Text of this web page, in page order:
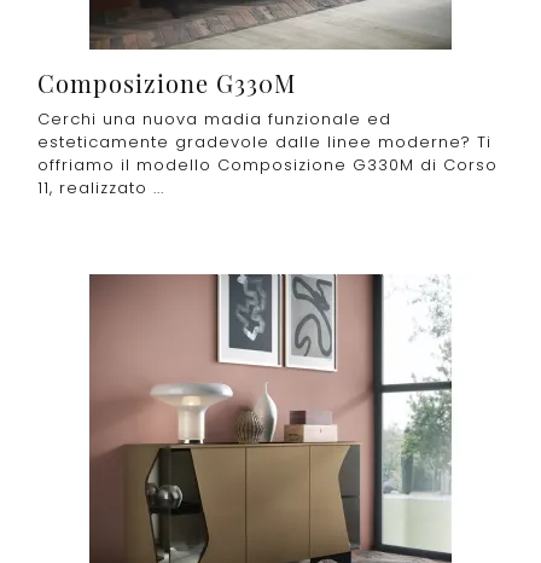
Composizione G330M
Cerchi una nuova madia funzionale ed
esteticamente gradevole dalle linee moderne? Ti
offriamo il modello Composizione G330M di Corso
11, realizzato ...